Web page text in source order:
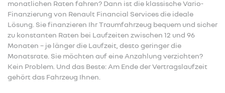
monatlichen Raten fahren? Dann ist die klassische Vario-
Finanzierung von Renault Financial Services die ideale
Lösung. Sie finanzieren Ihr Traumfahrzeug bequem und sicher
zu konstanten Raten bei Laufzeiten zwischen 12 und 96
Monaten – je länger die Laufzeit, desto geringer die
Monatsrate. Sie möchten auf eine Anzahlung verzichten?
Kein Problem. Und das Beste: Am Ende der Vertragslaufzeit
gehört das Fahrzeug Ihnen.